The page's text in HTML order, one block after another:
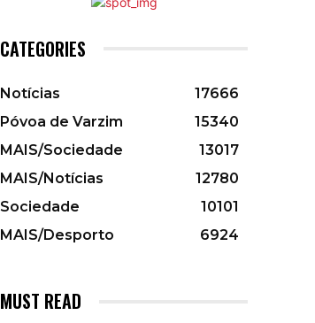
CATEGORIES
Notícias
17666
Póvoa de Varzim
15340
MAIS/Sociedade
13017
MAIS/Notícias
12780
Sociedade
10101
MAIS/Desporto
6924
MUST READ